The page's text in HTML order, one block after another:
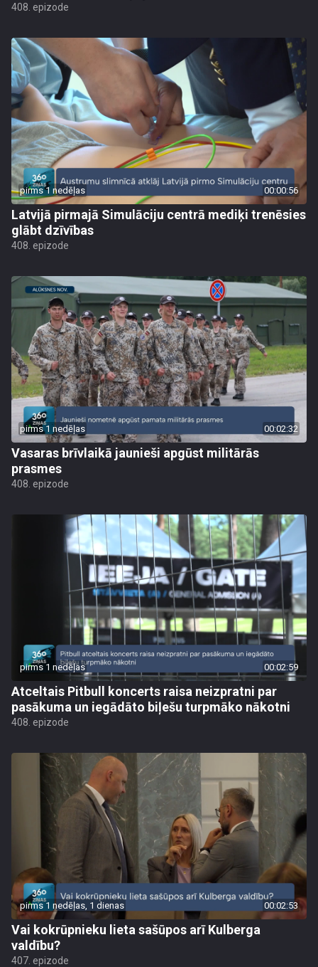
408. epizode
pirms 1 nedēļas 00:00:56
Latvijā pirmajā Simulāciju centrā mediķi trenēsies
glābt dzīvības
408. epizode
pirms 1 nedēļas 00:02:32
Vasaras brīvlaikā jaunieši apgūst militārās
prasmes
408. epizode
pirms 1 nedēļas 00:02:59
Atceltais Pitbull koncerts raisa neizpratni par
pasākuma un iegādāto biļešu turpmāko nākotni
408. epizode
pirms 1 nedēļas, 1 dienas 00:02:53
Vai kokrūpnieku lieta sašūpos arī Kulberga
valdību?
407. epizode